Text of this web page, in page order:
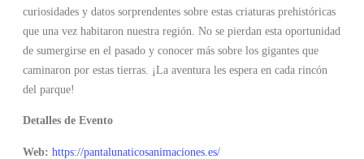
curiosidades y datos sorprendentes sobre estas criaturas prehistóricas
que una vez habitaron nuestra región. No se pierdan esta oportunidad
de sumergirse en el pasado y conocer más sobre los gigantes que
caminaron por estas tierras. ¡La aventura les espera en cada rincón
del parque!
Detalles de Evento
Web: https://pantalunaticosanimaciones.es/